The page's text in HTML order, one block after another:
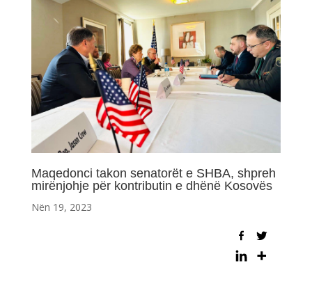
Maqedonci takon senatorët e SHBA, shpreh
mirënjohje për kontributin e dhënë Kosovës
Nën 19, 2023